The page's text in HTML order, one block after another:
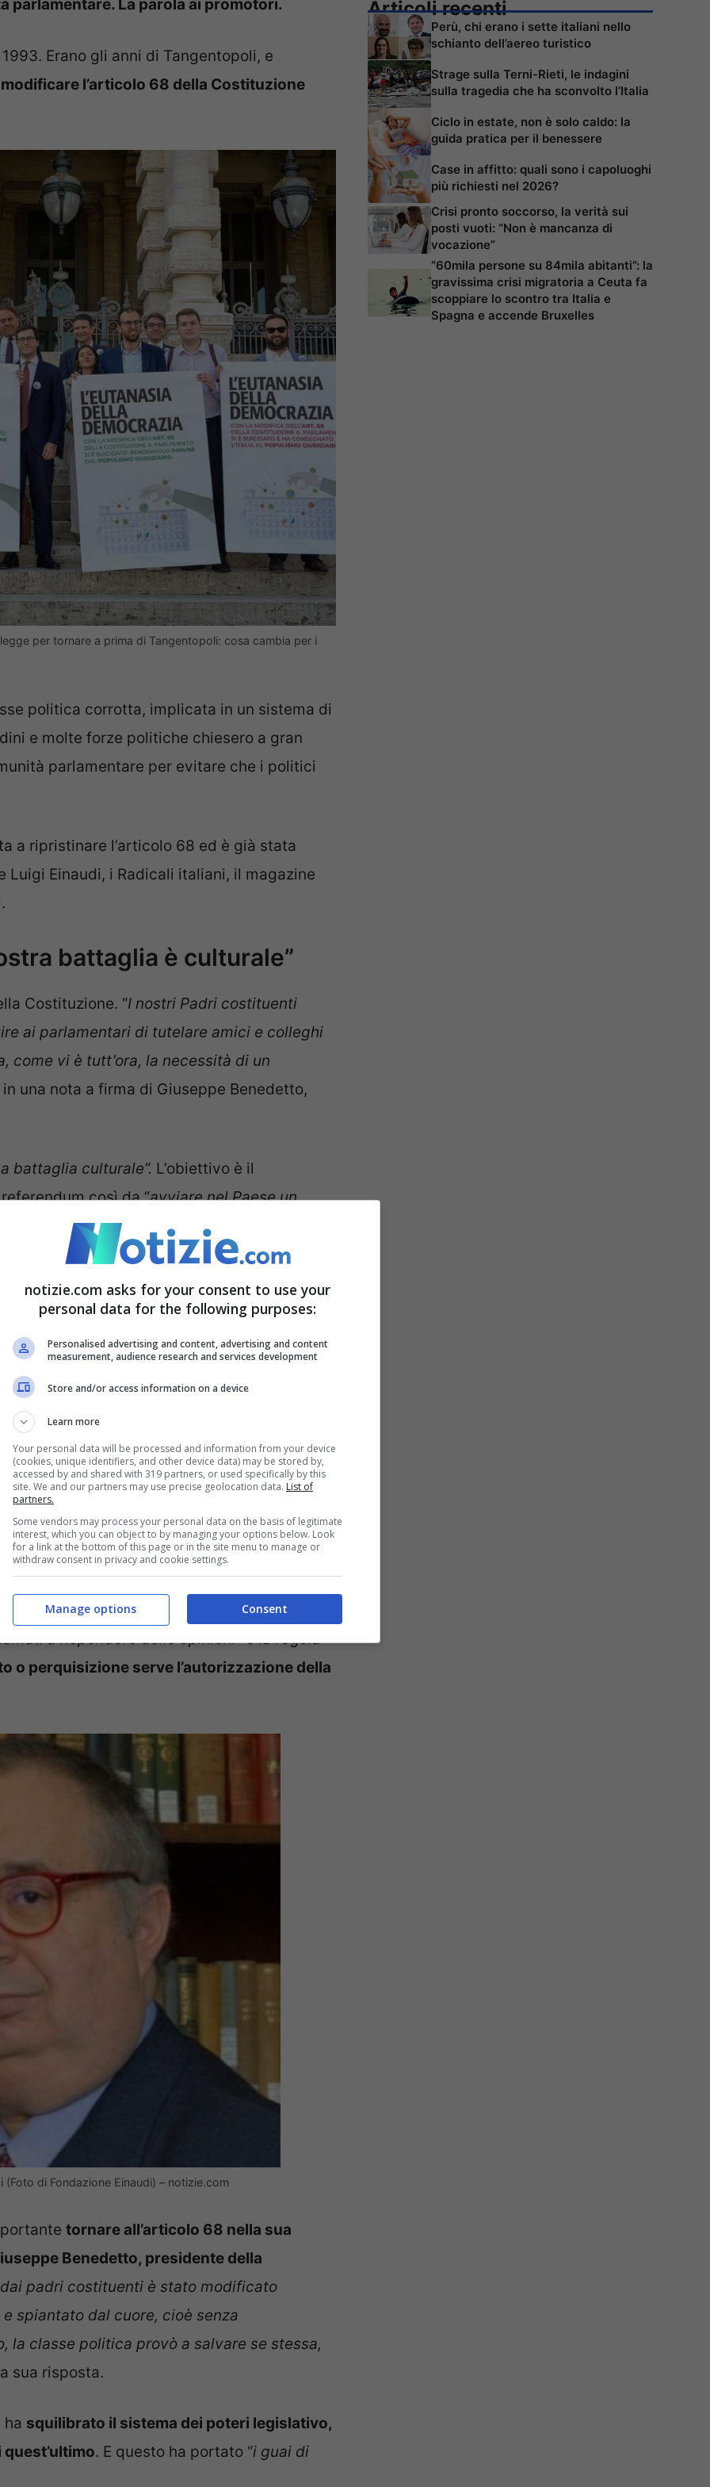
parlamentare. La parola ai promotori.
Erano gli anni di Tangentopoli, e
modificare l’articolo 68 della Costituzione
per tornare a prima di Tangentopoli: cosa cambia per i
politica corrotta, implicata in un sistema di
e molte forze politiche chiesero a gran
parlamentare per evitare che i politici
a ripristinare l’articolo 68 ed è già stata
Luigi Einaudi, i Radicali italiani, il magazine
battaglia è culturale”
Costituzione. “I nostri Padri costituenti
ai parlamentari di tutelare amici e colleghi
vi è tutt’ora, la necessità di un
una nota a firma di Giuseppe Benedetto,
battaglia culturale”. L’obiettivo è il
così da “avviare nel Paese un
istituzioni di cui l’attuale ceto politico
il coraggio di difendere”.
del 1993 e cosa dice
68, l’autorità giudiziaria doveva chiedere
poter eseguire un procedimento penale o
confronti di un parlamentare.
un giudice possa avviare unprocedimento
senza chiedere l’autorizzazione della
testo dell’articolo leintercettazioni , che nella
(per le quali serve l’autorizzazione a
ilcriterio dell’insindacabilità, secondo
a rispondere delle opinioni”e la regola
o perquisizione serve l’autorizzazione della
di Fondazione Einaudi) – notizie.com
tornare all’articolo 68 nella sua
Benedetto, presidente della
padri costituenti è stato modificato
spiantato dal cuore, cioè senza
la classe politica provò a salvare se stessa,
sua risposta.
squilibrato il sistema dei poteri legislativo,
quest’ultimo. E questo ha portato “i guai di
Articoli recenti
Perù, chi erano i sette italiani nello
schianto dell’aereo turistico
Strage sulla Terni-Rieti, le indagini
sulla tragedia che ha sconvolto l’Italia
Ciclo in estate, non è solo caldo: la
guida pratica per il benessere
Case in affitto: quali sono i capoluoghi
più richiesti nel 2026?
Crisi pronto soccorso, la verità sui
posti vuoti: “Non è mancanza di
vocazione”
“60mila persone su 84mila abitanti”: la
gravissima crisi migratoria a Ceuta fa
scoppiare lo scontro tra Italia e
Spagna e accende Bruxelles
notizie.com asks for your consent to use your
personal data for the following purposes:
Personalised advertising and content, advertising and content
measurement, audience research and services development
Store and/or access information on a device
Learn more
Your personal data will be processed and information from your device
(cookies, unique identifiers, and other device data) may be stored by,
accessed by and shared with 319 partners, or used specifically by this
site. We and our partners may use precise geolocation data. List of
partners.
Some vendors may process your personal data on the basis of legitimate
interest, which you can object to by managing your options below. Look
for a link at the bottom of this page or in the site menu to manage or
withdraw consent in privacy and cookie settings.
Consent
Manage options